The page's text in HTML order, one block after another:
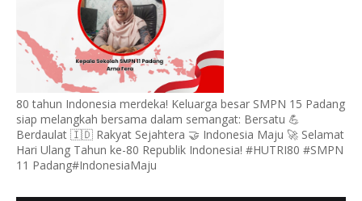
80 tahun Indonesia merdeka! Keluarga besar SMPN 15 Padang
siap melangkah bersama dalam semangat: Bersatu 💪
Berdaulat 🇮🇩 Rakyat Sejahtera 🤝 Indonesia Maju 🚀 Selamat
Hari Ulang Tahun ke-80 Republik Indonesia! #HUTRI80 #SMPN
11 Padang#IndonesiaMaju